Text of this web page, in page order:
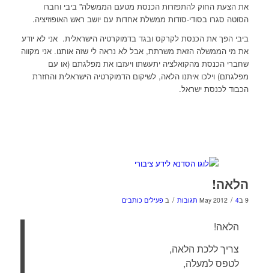
את הצעת החוק להתפזרות הכנסת מטעם הממשלה” ביבי וחברו
הסוטה סגרו בסודי-סודות ממשלת אחדות עם יושב ראש האופוזיציה.
ביבי הפך את הכנסת לקרקס ובגד בדמוקרטיה הישראלית. אני לא יודע
את מי הממשלה הזאת משרתת, אבל לא נראה לי שזה אותנו. אני מקווה
שחברי הכנסת מהקואלציה יתעשתו ויעזבו את מפלגתם (או עם
מפלגתם) וילכו איתנו הלאה, לשיקום הדמוקרטיה הישראלית והחזרת
הכבוד לכנסת ישראל.
הלאה!
9 בMay 2012 / 4 תגובות / ב פעילים כותבים
הלאה!
צריך ללכת הלאה,
לטפס למעלה,